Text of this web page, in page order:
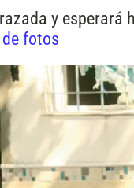
y esperará
fotos